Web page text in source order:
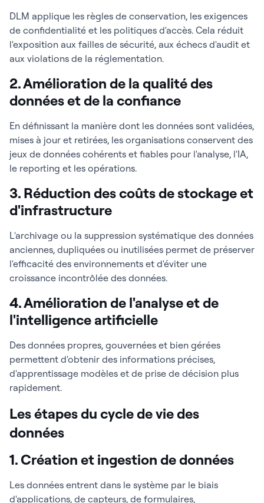
DLM applique les règles de conservation, les exigences
de confidentialité et les politiques d'accès. Cela réduit
l'exposition aux failles de sécurité, aux échecs d'audit et
aux violations de la réglementation.
2. Amélioration de la qualité des
données et de la confiance
En définissant la manière dont les données sont validées,
mises à jour et retirées, les organisations conservent des
jeux de données cohérents et fiables pour l'analyse, l'IA,
le reporting et les opérations.
3. Réduction des coûts de stockage et
d'infrastructure
L'archivage ou la suppression systématique des données
anciennes, dupliquées ou inutilisées permet de préserver
l'efficacité des environnements et d'éviter une
croissance incontrôlée des données.
4. Amélioration de l'analyse et de
l'intelligence artificielle
Des données propres, gouvernées et bien gérées
permettent d'obtenir des informations précises,
d'apprentissage modèles et de prise de décision plus
rapidement.
Les étapes du cycle de vie des
données
1. Création et ingestion de données
Les données entrent dans le système par le biais
d'applications, de capteurs, de formulaires,